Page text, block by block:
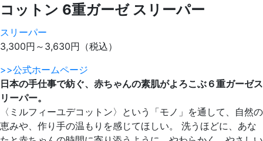
コットン 6重ガーゼ スリーパー
スリーパー
3,300円～3,630円 （税込）
>>公式ホームページ
日本の手仕事で紡ぐ、赤ちゃんの素肌がよろこぶ６重ガーゼス
リーパー。
〈ミルフィーユデコットン〉という「モノ」を通して、自然の
恵みや、作り手の温もりを感じてほしい。 洗うほどに、あな